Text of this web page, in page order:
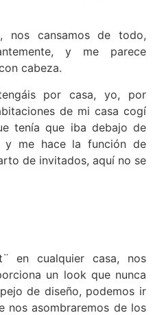
nos cansamos de todo,
y me parece
cabeza.
por casa, yo, por
de mi casa cogí
tenía que iba debajo de
y me hace la función de
de invitados, aquí no se
en cualquier casa, nos
un look que nunca
de diseño, podemos ir
nos asombraremos de los